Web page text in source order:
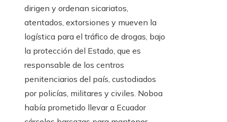
dirigen y ordenan sicariatos,
atentados, extorsiones y mueven la
logística para el tráfico de drogas, bajo
la protección del Estado, que es
responsable de los centros
penitenciarios del país, custodiados
por policías, militares y civiles. Noboa
había prometido llevar a Ecuador